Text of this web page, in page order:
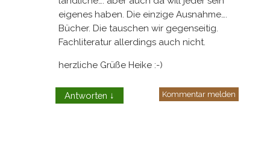
eigenes haben. Die einzige Ausnahme….
Bücher. Die tauschen wir gegenseitig.
Fachliteratur allerdings auch nicht.
herzliche Grüße Heike :-)
Antworten ↓ Kommentar melden